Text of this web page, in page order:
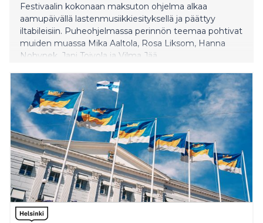
Festivaalin kokonaan maksuton ohjelma alkaa
aamupäivällä lastenmusiikkiesityksellä ja päättyy
iltabileisiin. Puheohjelmassa perinnön teemaa pohtivat
muiden muassa Mika Aaltola, Rosa Liksom, Hanna
Nohynek, Jani Toivola ja Vilma Jää.